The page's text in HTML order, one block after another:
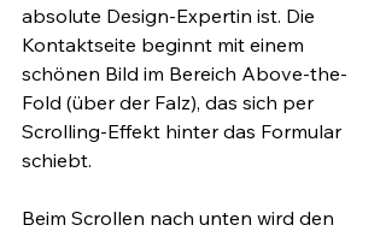
absolute Design-Expertin ist. Die
Kontaktseite beginnt mit einem
schönen Bild im Bereich Above-the-
Fold (über der Falz), das sich per
Scrolling-Effekt hinter das Formular
schiebt.
Beim Scrollen nach unten wird den